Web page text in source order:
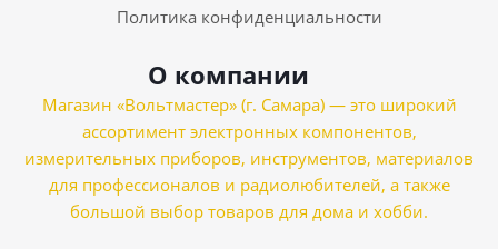
Политика конфиденциальности
О компании
Магазин «Вольтмастер» (г. Самара) — это широкий
ассортимент электронных компонентов,
измерительных приборов, инструментов, материалов
для профессионалов и радиолюбителей, а также
большой выбор товаров для дома и хобби.